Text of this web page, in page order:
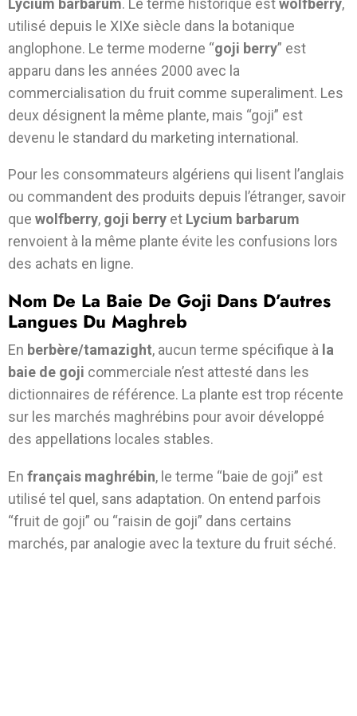
Lycium barbarum. Le terme historique estwolfberry,
utilisé depuis le XIXe siècle dans la botanique
anglophone. Le terme moderne “goji berry” est
apparu dans les années 2000 avec la
commercialisation du fruit comme superaliment. Les
deux désignent la même plante, mais “goji” est
devenu le standard du marketing international.
Pour les consommateurs algériens qui lisent l’anglais
ou commandent des produits depuis l’étranger, savoir
que wolfberry, goji berry et Lycium barbarum
renvoient à la même plante évite les confusions lors
des achats en ligne.
Nom De La Baie De Goji Dans D’autres
Langues Du Maghreb
En berbère/tamazight, aucun terme spécifique à la
baie de goji commerciale n’est attesté dans les
dictionnaires de référence. La plante est trop récente
sur les marchés maghrébins pour avoir développé
des appellations locales stables.
En français maghrébin, le terme “baie de goji” est
utilisé tel quel, sans adaptation. On entend parfois
“fruit de goji” ou “raisin de goji” dans certains
marchés, par analogie avec la texture du fruit séché.